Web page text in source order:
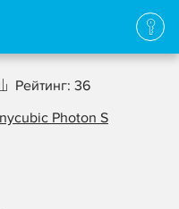
Рейтинг: 36
Photon S